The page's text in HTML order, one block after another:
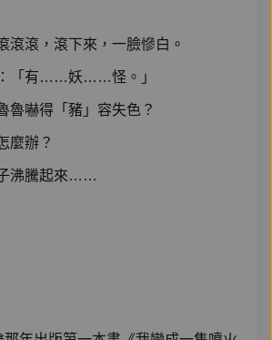
滾滾，滾下來，一臉慘白。
「有……妖……怪。」
魯嚇得「豬」容失色？
麼辦？
沸騰起來……